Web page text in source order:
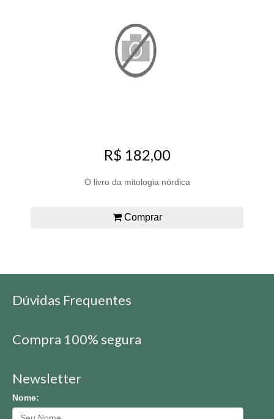
R$ 182,00
O livro da mitologia nórdica
Comprar
Dúvidas Frequentes
Compra 100% segura
Newsletter
Nome: